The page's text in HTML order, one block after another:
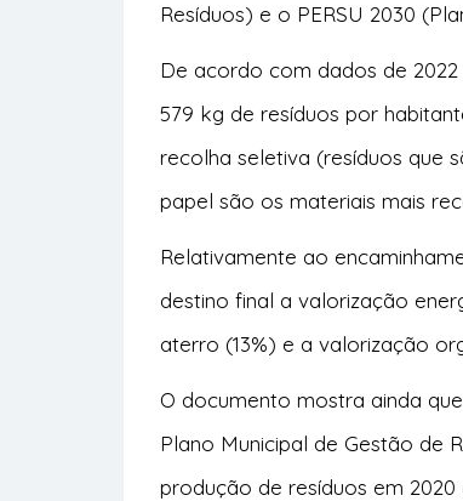
Resíduos) e o PERSU 2030
De acordo com dados de
579 kg de resíduos por
recolha seletiva (resíduos que
papel são os materiais mais
Relativamente ao
destino final a valorização
aterro (13%) e a valorização
O documento mostra ainda
Plano Municipal de Gestão de
produção de resíduos em